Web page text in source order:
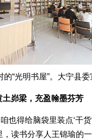
的“光明书屋”。大宁县委
土峁梁，充盈翰墨芬芳
得给脑袋里装点‘干货
，读书分享人王锦瑜的